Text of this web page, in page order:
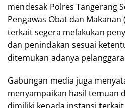
mendesak Polres Tangerang
Pengawas Obat dan Makanan
terkait segera melakukan
dan penindakan sesuai
ditemukan adanya
Gabungan media juga
menyampaikan hasil temuan